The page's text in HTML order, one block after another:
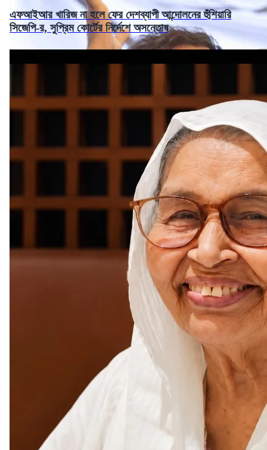
এফআইআর খারিজ না হলে ফের দেশব্যাপী আন্দোলনের হুঁশিয়ারি
সিজেপি-র, সুপ্রিম কোর্টের নির্দেশে অসন্তোষ